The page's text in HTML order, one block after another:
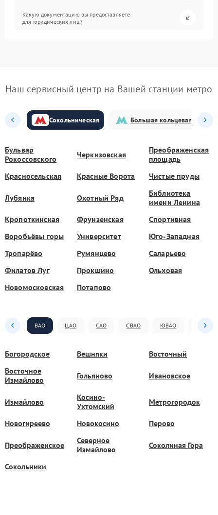
Какую документацию вы предоставляете
для юридических лиц?
Наш сервисный центр на Вашей станции метро
Сокольническая Большая кольцевая
Бульвар
Рокоссовского
Черкизовская
Преображенская
площадь
Красносельская
Красные Ворота Чистые пруды
Лубянка Охотный Ряд
Библиотека
имени Ленина
Кропоткинская
Фрунзенская
Спортивная
Воробьёвы горы
Университет
Юго-Западная
Тропарёво
Румянцево
Саларьево
Филатов Луг
Прокшино
Ольховая
Новомосковская
Потапово
ВАО ЦАО САО СВАО ЮВАО ЮАО
Богородское Вешняки
Восточный
Восточное
Измайлово
Гольяново Ивановское
Измайлово
Косино-
Ухтомский
Метрогородок
Новогиреево Новокосино Перово
Преображенское
Северное
Измайлово
Соколиная Гора
Сокольники